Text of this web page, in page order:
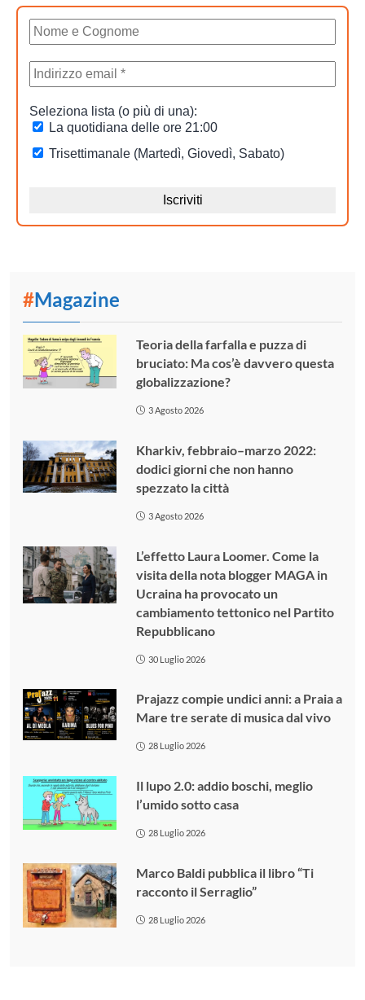
#Magazine
Teoria della farfalla e puzza di
bruciato: Ma cos’è davvero questa
globalizzazione?
3 Agosto 2026
Kharkiv, febbraio–marzo 2022:
dodici giorni che non hanno
spezzato la città
3 Agosto 2026
L’effetto Laura Loomer. Come la
visita della nota blogger MAGA in
Ucraina ha provocato un
cambiamento tettonico nel Partito
Repubblicano
30 Luglio 2026
Prajazz compie undici anni: a Praia a
Mare tre serate di musica dal vivo
28 Luglio 2026
Il lupo 2.0: addio boschi, meglio
l’umido sotto casa
28 Luglio 2026
Marco Baldi pubblica il libro “Ti
racconto il Serraglio”
28 Luglio 2026